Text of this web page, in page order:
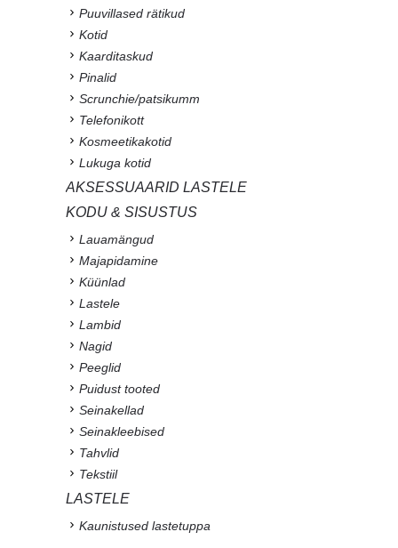
Puuvillased rätikud
Kotid
Kaarditaskud
Pinalid
Scrunchie/patsikumm
Telefonikott
Kosmeetikakotid
Lukuga kotid
AKSESSUAARID LASTELE
KODU & SISUSTUS
Lauamängud
Majapidamine
Küünlad
Lastele
Lambid
Nagid
Peeglid
Puidust tooted
Seinakellad
Seinakleebised
Tahvlid
Tekstiil
LASTELE
Kaunistused lastetuppa